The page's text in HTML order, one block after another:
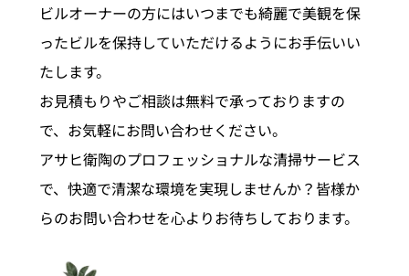
ビルオーナーの方にはいつまでも綺麗で美観を保
ったビルを保持していただけるようにお手伝いい
たします。
お見積もりやご相談は無料で承っておりますの
で、お気軽にお問い合わせください。
アサヒ衛陶のプロフェッショナルな清掃サービス
で、快適で清潔な環境を実現しませんか？皆様か
らのお問い合わせを心よりお待ちしております。